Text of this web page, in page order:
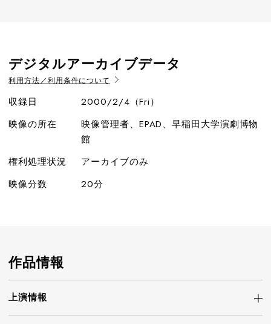
デジタルアーカイブデータ
利用方法／利用条件について
収録日
2000/2/4（Fri）
映像の所在
映像管理者、EPAD、早稲田大学演劇博物
館
権利処理状況
アーカイブのみ
映像分数
20分
作品情報
上演情報